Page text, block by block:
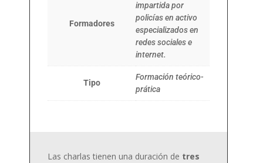
Formadores
impartida por
policías en activo
especializados en
redes sociales e
internet.
Tipo
Formación teórico-
prática
Las charlas tienen una duración de tres